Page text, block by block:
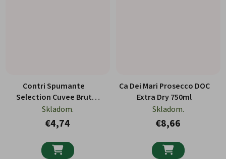
Contri Spumante
Selection Cuvee Brut
750ml
Skladom.
€4,74

Ca Dei Mari Prosecco DOC
Extra Dry 750ml
Skladom.
€8,66
